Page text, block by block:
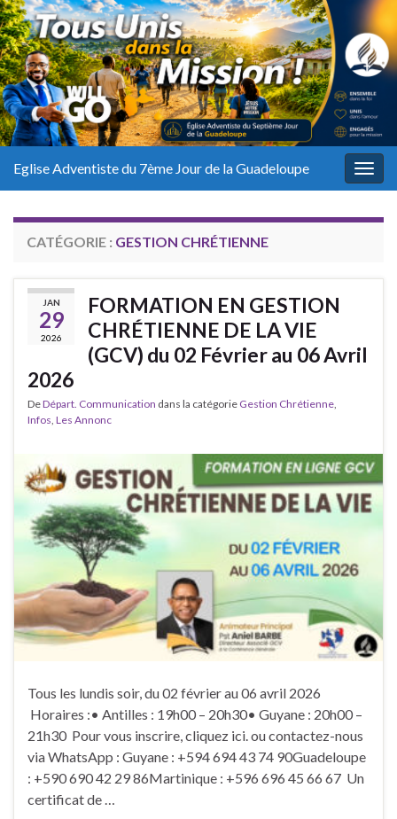
Eglise Adventiste du 7ème Jour de la Guadeloupe
CATÉGORIE : GESTION CHRÉTIENNE
JAN
29
2026
FORMATION EN GESTION
CHRÉTIENNE DE LA VIE
(GCV) du 02 Février au 06 Avril
2026
DeDépart. Communication dans la catégorie Gestion Chrétienne
Infos Les Annonc
Tous les lundis soir, du 02 février au 06 avril 2026
Horaires :• Antilles : 19h00 – 20h30• Guyane : 20h00 –
21h30 Pour vous inscrire, cliquez ici. ou contactez-nous
via WhatsApp : Guyane : +594 694 43 74 90Guadeloupe
: +590 690 42 29 86Martinique : +596 696 45 66 67 Un
certificat de …